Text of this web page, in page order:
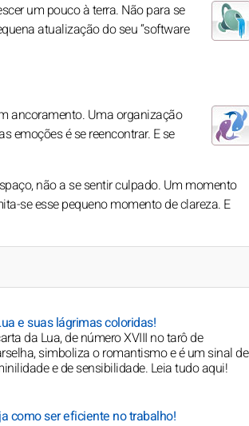
um pouco à terra. Não para se
atualização do seu “software
ancoramento. Uma organização
emoções é se reencontrar. E se
não a se sentir culpado. Um momento
se esse pequeno momento de clareza. E
e suas lágrimas coloridas!
da Lua, de número XVIII no tarô de
simboliza o romantismo e é um sinal de
e de sensibilidade. Leia tudo aqui!
como ser eficiente no trabalho!